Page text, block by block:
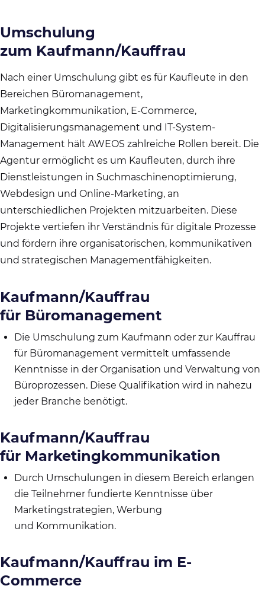
Umschulung
zum Kaufmann/Kauffrau
Nach einer Umschulung gibt es für Kaufleute in den
Bereichen Büromanagement,
Marketingkommunikation, E-Commerce,
Digitalisierungsmanagement und IT-System-
Management hält AWEOS zahlreiche Rollen bereit. Die
Agentur ermöglicht es um Kaufleuten, durch ihre
Dienstleistungen in Suchmaschinenoptimierung,
Webdesign und Online-Marketing, an
unterschiedlichen Projekten mitzuarbeiten. Diese
Projekte vertiefen ihr Verständnis für digitale Prozesse
und fördern ihre organisatorischen, kommunikativen
und strategischen Managementfähigkeiten.
Kaufmann/Kauffrau
für Büromanagement
Die Umschulung zum Kaufmann oder zur Kauffrau
für Büromanagement vermittelt umfassende
Kenntnisse in der Organisation und Verwaltung von
Büroprozessen. Diese Qualifikation wird in nahezu
jeder Branche benötigt.
Kaufmann/Kauffrau
für Marketingkommunikation
Durch Umschulungen in diesem Bereich erlangen
die Teilnehmer fundierte Kenntnisse über
Marketingstrategien, Werbung
und Kommunikation.
Kaufmann/Kauffrau im E-
Commerce